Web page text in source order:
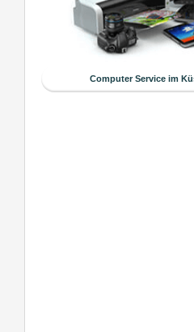
Computer Service im